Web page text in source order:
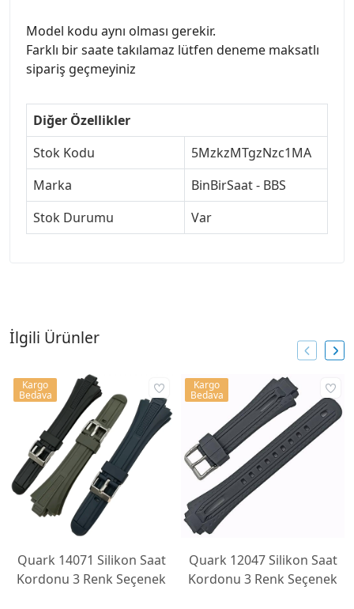
Model kodu aynı olması gerekir.
Farklı bir saate takılamaz lütfen deneme maksatlı
sipariş geçmeyiniz
Diğer Özellikler
Stok Kodu
5MzkzMTgzNzc1MA
Marka
BinBirSaat - BBS
Stok Durumu
Var
İlgili Ürünler
Quark 14071 Silikon Saat
Kordonu 3 Renk Seçenek
Kargo
Bedava
Quark 12047 Silikon Saat
Kordonu 3 Renk Seçenek
Kargo
Bedava